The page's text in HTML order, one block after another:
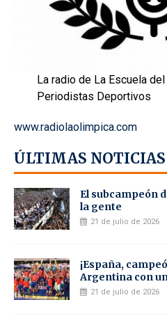
La radio de La Escuela
Periodistas Deportivos
www.radiolaolimpica.com
ÚLTIMAS NOTICIAS
El subcampeón
la gente
21 de julio de 2026
¡España,
Argentina con
21 de julio de 2026